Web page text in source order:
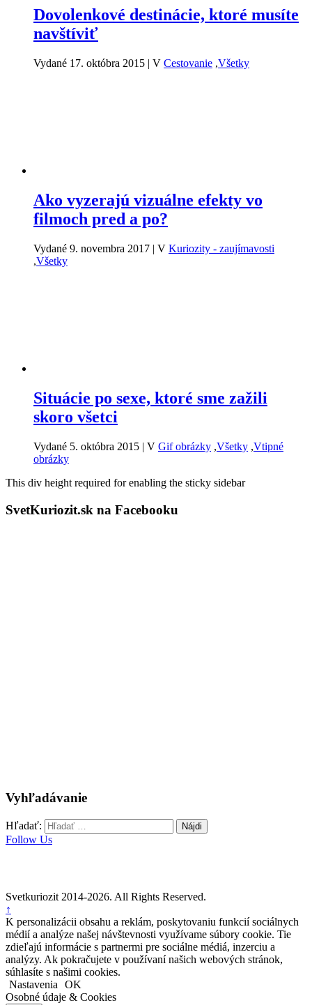
Dovolenkové destinácie, ktoré musíte
navštíviť
Vydané 17. októbra 2015 | V Cestovanie ,Všetky
Ako vyzerajú vizuálne efekty vo
filmoch pred a po?
Vydané 9. novembra 2017 | V Kuriozity - zaujímavosti
,Všetky
Situácie po sexe, ktoré sme zažili
skoro všetci
Vydané 5. októbra 2015 | V Gif obrázky ,Všetky ,Vtipné
obrázky
This div height required for enabling the sticky sidebar
SvetKuriozit.sk na Facebooku
Vyhľadávanie
Hľadať:
Follow Us
Svetkuriozit 2014-2026. All Rights Reserved.
↑
K personalizácii obsahu a reklám, poskytovaniu funkcií sociálnych
médií a analýze našej návštevnosti využívame súbory cookie. Tie
zdieľajú informácie s partnermi pre sociálne médiá, inzerciu a
analýzy. Ak pokračujete v používaní našich webových stránok,
súhlasíte s našimi cookies.
Nastavenia
OK
Osobné údaje & Cookies